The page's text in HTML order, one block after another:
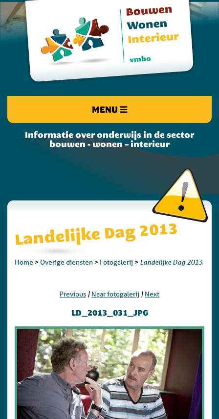
MENU
Informatie over onderwijs in de sector
bouwen - wonen – interieur
Landelijke Dag 2013
Home > Overige diensten > Fotogalerij > Landelijke Dag 2013
Previous | Naar fotogalerij | Next
LD_2013_031_JPG